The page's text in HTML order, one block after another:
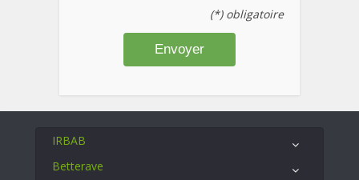
(*) obligatoire
IRBAB
Betterave